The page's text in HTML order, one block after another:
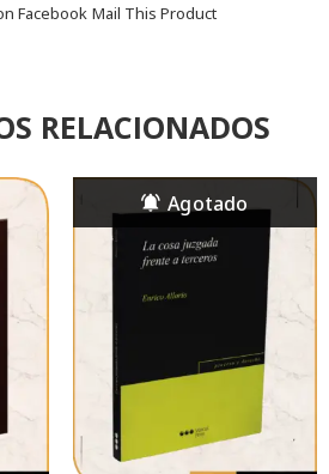
Facebook Mail This Product
RELACIONADOS